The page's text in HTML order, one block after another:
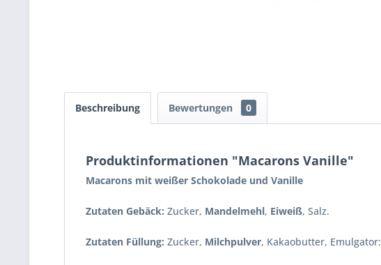
Beschreibung Bewertungen 0
Produktinformationen "Macarons Vanille"
Macarons mit weißer Schokolade und Vanille
Zutaten Gebäck: Zucker, Mandelmehl, Eiweiß, Salz.
Zutaten Füllung: Zucker, Milchpulver, Kakaobutter, Emulgator: